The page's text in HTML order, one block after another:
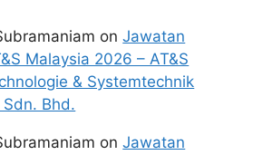
RM150
berkongsi informasi
onJawatan
Malaysia 2026 – AT&S
& Systemtechnik
Bhd.
onJawatan